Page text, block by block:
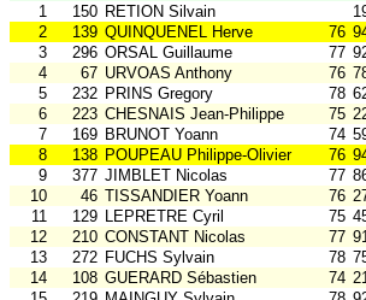
1
150 RETION Silvain
2
139 QUINQUENEL Herve 76
3
296 ORSAL Guillaume 77
4
67 URVOAS Anthony 76
5
232 PRINS Gregory 78
6
223 CHESNAIS Jean-Philippe 75
7
169 BRUNOT Yoann 74
8
138 POUPEAU Philippe-Olivier 76
9
377 JIMBLET Nicolas 77
10
46 TISSANDIER Yoann 76
11
129 LEPRETRE Cyril 75
12
210 CONSTANT Nicolas 77
13
272 FUCHS Sylvain 78
14
108 GUERARD Sébastien 74